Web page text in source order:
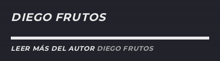
DIEGO FRUTOS
LEER MÁS DEL AUTOR DIEGO FRUTOS